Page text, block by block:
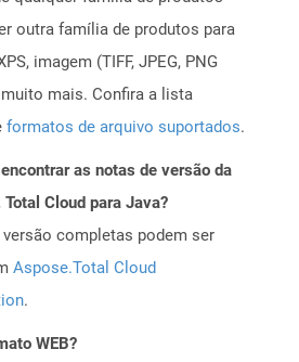
outra família de produtos para
imagem (TIFF, JPEG, PNG
muito mais. Confira a lista
formatos de arquivo suportados.
as notas de versão da
Cloud para Java?
completas podem ser
Aspose.Total Cloud
.
WEB?